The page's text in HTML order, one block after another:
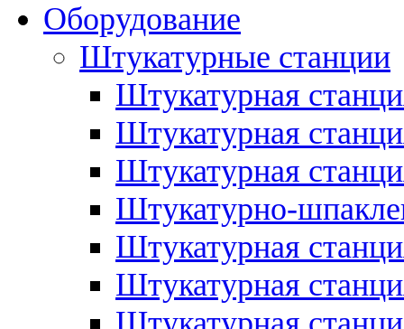
Оборудование
Штукатурные станции
Штукатурная
Штукатурная
Штукатурная
Штукатурно-
Штукатурная
Штукатурная